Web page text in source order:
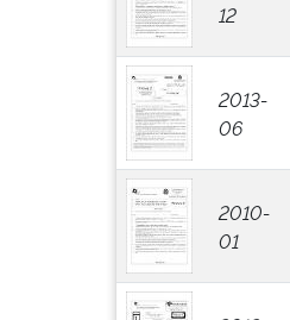
12
2013-
06
2010-
01